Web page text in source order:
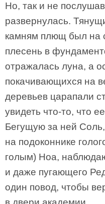
Но, так и не
развернулась.
камням плющ был на
плесень в
отражалась луна, а
покачивающихся на
деревьев царапали
увидеть что-то, что
Бегущую за ней
на подоконнике
голым) Ноа,
и даже пугающего
один повод, чтобы